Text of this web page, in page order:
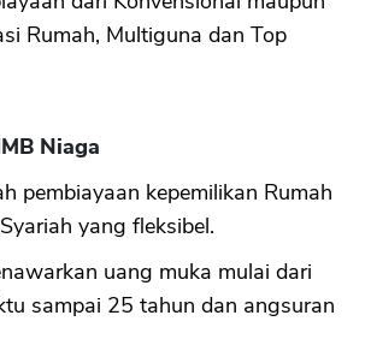
Rumah, Multiguna dan Top
Niaga
pembiayaan kepemilikan Rumah
yang fleksibel.
uang muka mulai dari
sampai 25 tahun dan angsuran